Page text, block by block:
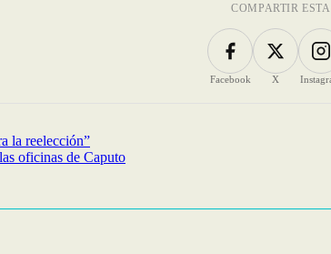
COMPARTIR
Facebook X
la reelección”
oficinas de Caputo